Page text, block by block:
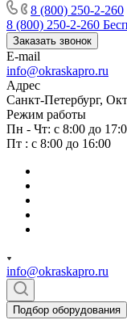
8 (800) 250-2-260
8 (800) 250-2-260
Заказать звонок
E-mail
info@okraskapro.ru
Адрес
Санкт-Петербург,
Режим работы
Пн - Чт: с 8:00 до
Пт : с 8:00 до 16:00
info@okraskapro.ru
Подбор оборудования